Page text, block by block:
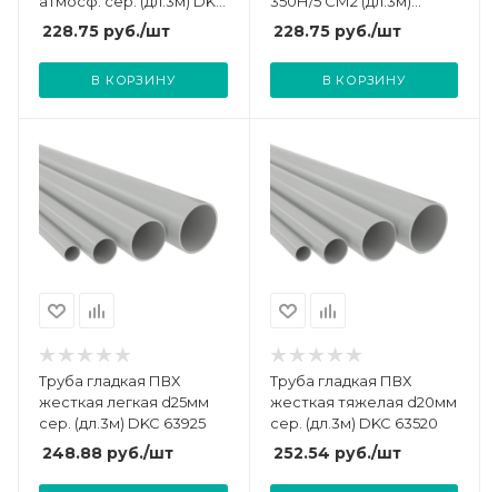
63920UF
228.75 руб./шт
В КОРЗИНУ
Ruvinil 53200(3)
228.75руб./шт
В КОРЗИНУ
Труба гладкая ПВХ
жесткая легкая d25мм
сер. (дл.3м) DKC 63925
248.88 руб./шт
Труба гладкая ПВХ
жесткая тяжелая d20мм
сер. (дл.3м) DKC 63520
252.54 руб./шт